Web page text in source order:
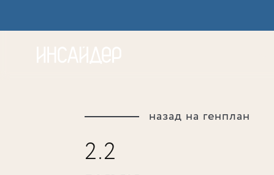
назад на генплан
2.2